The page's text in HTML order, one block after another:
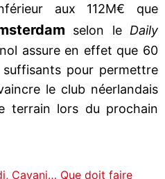
aux 112M€ que
selon le Daily
assure en effet que 60
pour permettre
le club néerlandais
terrain lors du prochain
Cavani… Que doit faire